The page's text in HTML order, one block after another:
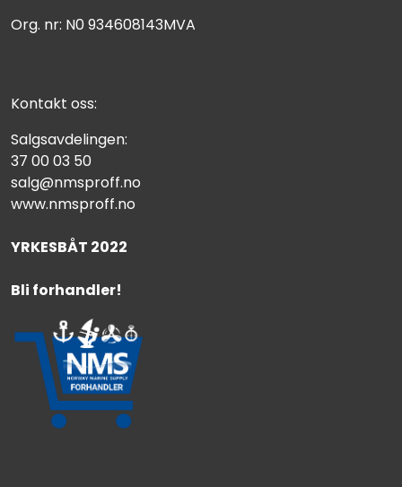
Org. nr: N0 934608143MVA
Kontakt oss:
Salgsavdelingen:
37 00 03 50
salg@nmsproff.no
www.nmsproff.no
YRKESBÅT 2022
Bli forhandler!